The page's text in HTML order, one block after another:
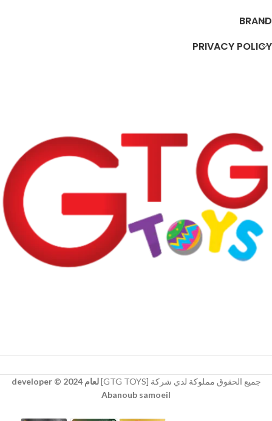
BRAND
PRIVACY POLICY
جميع الحقوق مملوكة لدي شركة [GTG TOYS]
لعام 2024 © developer
Abanoub samoeil